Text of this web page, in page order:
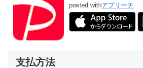
posted withアプリーチ
支払方法